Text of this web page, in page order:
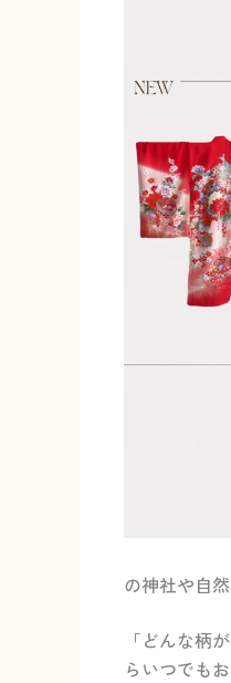
の神社や自
「どんな柄
らいつでも